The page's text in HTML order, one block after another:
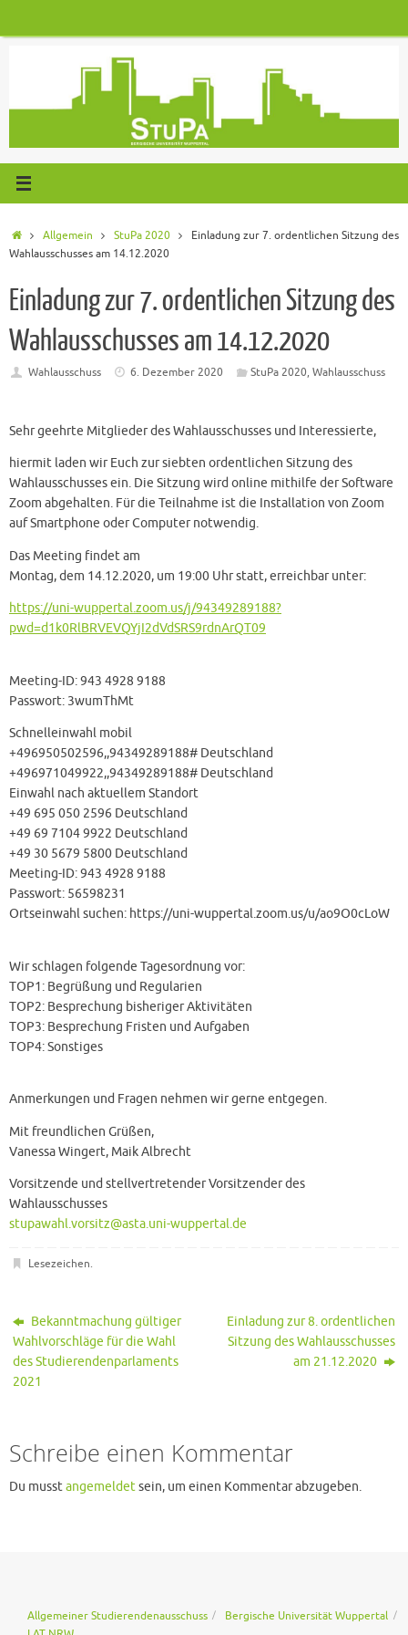
StartAllgemein StuPa 2020
Einladung zur 7. ordentlichen Sitzung des
Wahlausschusses am 14.12.2020
Einladung zur 7. ordentlichen Sitzung des
Wahlausschusses am 14.12.2020
Wahlausschuss 6. Dezember 2020 StuPa 2020, Wahlausschuss
Sehr geehrte Mitglieder des Wahlausschusses und Interessierte,
hiermit laden wir Euch zur siebten ordentlichen Sitzung des
Wahlausschusses ein. Die Sitzung wird online mithilfe der Software
Zoom abgehalten. Für die Teilnahme ist die Installation von Zoom
auf Smartphone oder Computer notwendig.
Das Meeting ﬁndet am
Montag, dem 14.12.2020, um 19:00 Uhr statt, erreichbar unter:
https://uni-wuppertal.zoom.us/j/94349289188?
pwd=d1k0RlBRVEVQYjI2dVdSRS9rdnArQT09
Meeting-ID: 943 4928 9188
Passwort: 3wumThMt
Schnelleinwahl mobil
+496950502596,,94349289188# Deutschland
+496971049922,,94349289188# Deutschland
Einwahl nach aktuellem Standort
+49 695 050 2596 Deutschland
+49 69 7104 9922 Deutschland
+49 30 5679 5800 Deutschland
Meeting-ID: 943 4928 9188
Passwort: 56598231
Ortseinwahl suchen: https://uni-wuppertal.zoom.us/u/ao9O0cLoW
Wir schlagen folgende Tagesordnung vor:
TOP1: Begrüßung und Regularien
TOP2: Besprechung bisheriger Aktivitäten
TOP3: Besprechung Fristen und Aufgaben
TOP4: Sonstiges
Anmerkungen und Fragen nehmen wir gerne entgegen.
Mit freundlichen Grüßen,
Vanessa Wingert, Maik Albrecht
Vorsitzende und stellvertretender Vorsitzender des
Wahlausschusses
stupawahl.vorsitz@asta.uni-wuppertal.de
Lesezeichen.
Bekanntmachung gültiger
Wahlvorschläge für die Wahl
des Studierendenparlaments
2021
Einladung zur 8. ordentlichen
Sitzung des Wahlausschusses
am 21.12.2020
Schreibe einen Kommentar
Du musstangemeldetsein, um einen Kommentar abzugeben.
Allgemeiner Studierendenausschuss
Bergische Universität Wuppertal